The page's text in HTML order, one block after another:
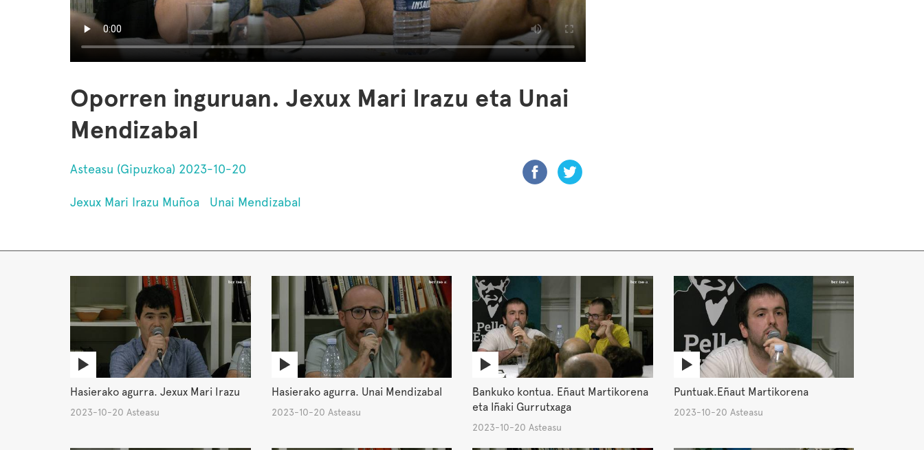
Oporren inguruan. Jexux Mari Irazu eta Unai
Mendizabal
Asteasu (Gipuzkoa) 2023-10-20
Jexux Mari Irazu Muñoa Unai Mendizabal
Hasierako agurra. Jexux Mari Irazu
2023-10-20 Asteasu
Hasierako agurra. Unai Mendizabal
2023-10-20 Asteasu
Bankuko kontua. Eñaut Martikorena
eta Iñaki Gurrutxaga
2023-10-20 Asteasu
Puntuak.Eñaut Martikorena
2023-10-20 Asteasu